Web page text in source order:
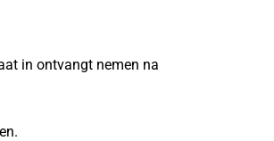
in ontvangt nemen na